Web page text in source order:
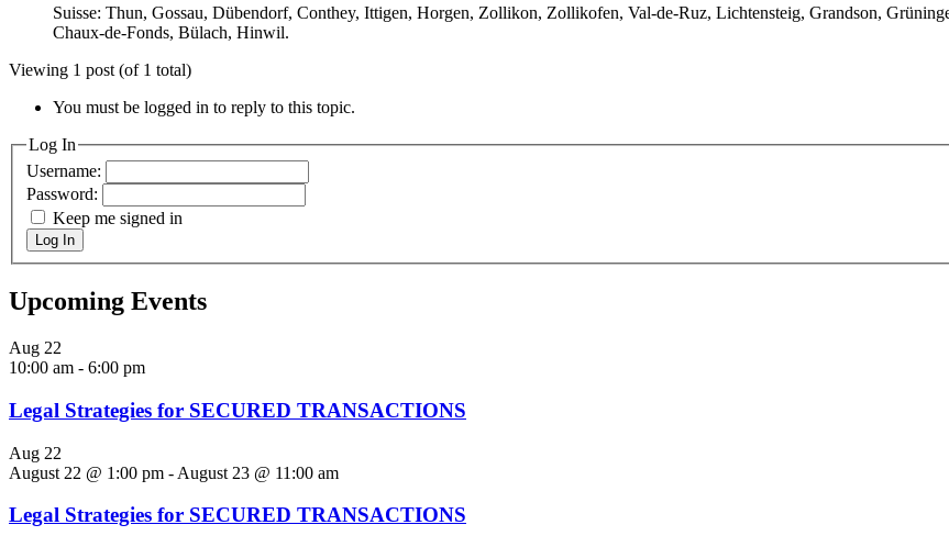
Suisse: Thun, Gossau, Dübendorf, Conthey, Ittigen, Horgen, Zollikon, Zollikofen, Val-de-Ruz, Lichtensteig, Grandson,
Chaux-de-Fonds, Bülach, Hinwil.
Viewing 1 post (of 1 total)
You must be logged in to reply to this topic.
Log In
Username:
Password:
Keep me signed in
Log In
Upcoming Events
Aug 22
10:00 am - 6:00 pm
Legal Strategies for SECURED TRANSACTIONS
Aug 22
August 22 @ 1:00 pm - August 23 @ 11:00 am
Legal Strategies for SECURED TRANSACTIONS